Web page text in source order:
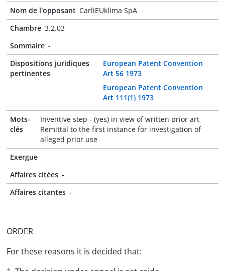
Nom de l'opposant CarliEUklima SpA
Chambre 3.2.03
Sommaire -
Dispositions juridiques
pertinentes
European Patent Convention
Art 56 1973
European Patent Convention
Art 111(1) 1973
Mots-
clés
Inventive step - (yes) in view of written prior art
Remittal to the first instance for investigation of
alleged prior use
Exergue -
Affaires citées -
Affaires citantes -
ORDER
For these reasons it is decided that: